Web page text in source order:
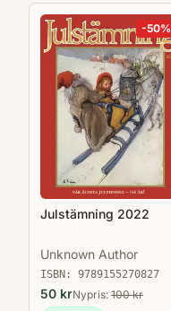
-50%
Julstämning 2022
Unknown Author
ISBN: 9789155270827
50 krNypris: 100kr